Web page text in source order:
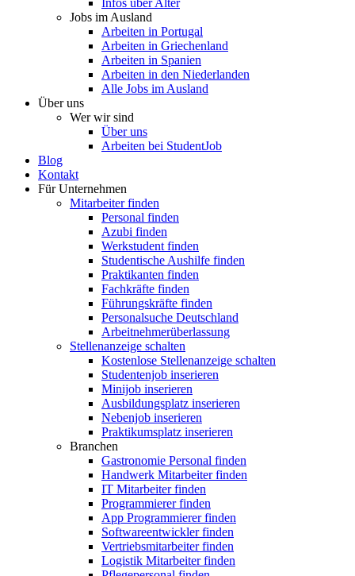
Infos über Alter
Jobs im Ausland
Arbeiten in Portugal
Arbeiten in Griechenland
Arbeiten in Spanien
Arbeiten in den Niederlanden
Alle Jobs im Ausland
Über uns
Wer wir sind
Über uns
Arbeiten bei StudentJob
Blog
Kontakt
Für Unternehmen
Mitarbeiter finden
Personal finden
Azubi finden
Werkstudent finden
Studentische Aushilfe finden
Praktikanten finden
Fachkräfte finden
Führungskräfte finden
Personalsuche Deutschland
Arbeitnehmerüberlassung
Stellenanzeige schalten
Kostenlose Stellenanzeige schalten
Studentenjob inserieren
Minijob inserieren
Ausbildungsplatz inserieren
Nebenjob inserieren
Praktikumsplatz inserieren
Branchen
Gastronomie Personal finden
Handwerk Mitarbeiter finden
IT Mitarbeiter finden
Programmierer finden
App Programmierer finden
Softwareentwickler finden
Vertriebsmitarbeiter finden
Logistik Mitarbeiter finden